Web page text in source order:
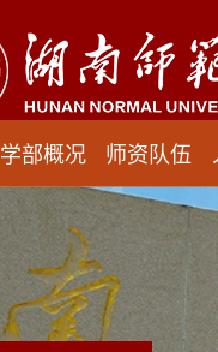
学部概况 师资队伍